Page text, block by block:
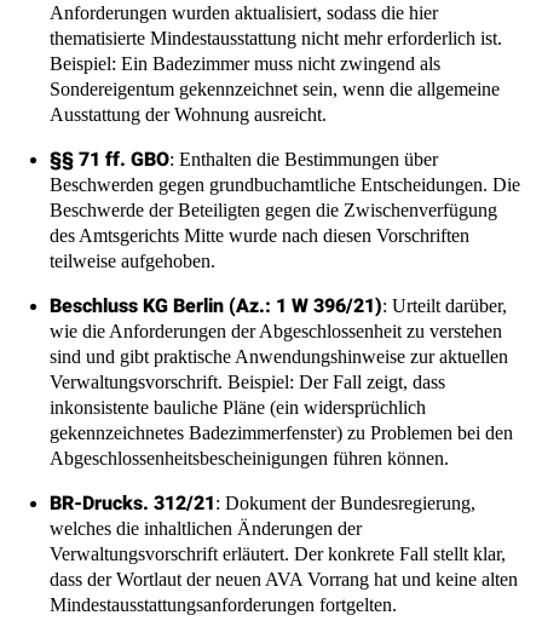
Anforderungen wurden aktualisiert, sodass die hier
thematisierte Mindestausstattung nicht mehr erforderlich ist.
Beispiel: Ein Badezimmer muss nicht zwingend als
Sondereigentum gekennzeichnet sein, wenn die allgemeine
Ausstattung der Wohnung ausreicht.
§§ 71 ff. GBO: Enthalten die Bestimmungen über
Beschwerden gegen grundbuchamtliche Entscheidungen. Die
Beschwerde der Beteiligten gegen die Zwischenverfügung
des Amtsgerichts Mitte wurde nach diesen Vorschriften
teilweise aufgehoben.
Beschluss KG Berlin (Az.: 1 W 396/21): Urteilt darüber,
wie die Anforderungen der Abgeschlossenheit zu verstehen
sind und gibt praktische Anwendungshinweise zur aktuellen
Verwaltungsvorschrift. Beispiel: Der Fall zeigt, dass
inkonsistente bauliche Pläne (ein widersprüchlich
gekennzeichnetes Badezimmerfenster) zu Problemen bei den
Abgeschlossenheitsbescheinigungen führen können.
BR-Drucks. 312/21: Dokument der Bundesregierung,
welches die inhaltlichen Änderungen der
Verwaltungsvorschrift erläutert. Der konkrete Fall stellt klar,
dass der Wortlaut der neuen AVA Vorrang hat und keine alten
Mindestausstattungsanforderungen fortgelten.